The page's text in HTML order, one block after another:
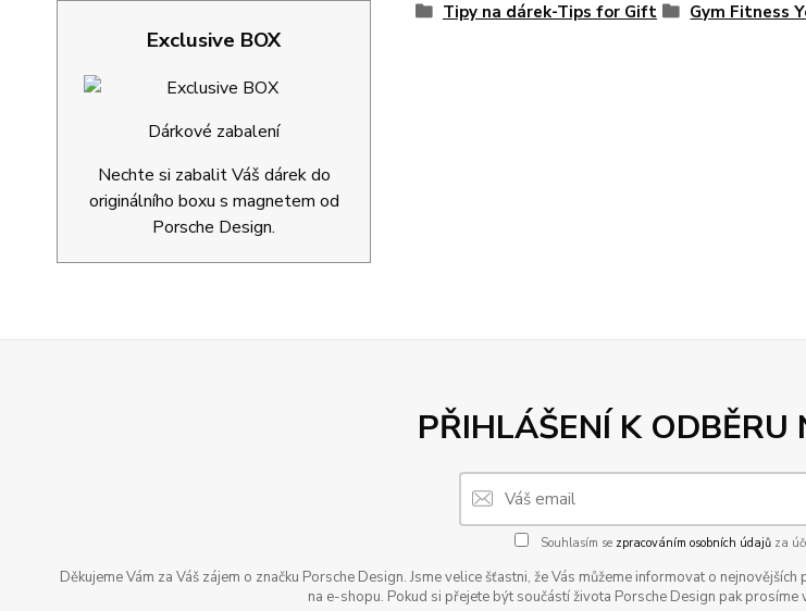
Exclusive BOX
Dárkové zabalení
Nechte si zabalit Váš dárek do
originálního boxu s magnetem od
Porsche Design.
Tipy na dárek-Tips for Gift Gym Fitness
PŘIHLÁŠENÍ K ODBĚRU
Souhlasím se zpracováním osobních údajůza
Děkujeme Vám za Váš zájem o značku Porsche Design. Jsme velice šťastni, že Vás můžeme informovat o
na e-shopu. Pokud si přejete být součástí života Porsche Design pak